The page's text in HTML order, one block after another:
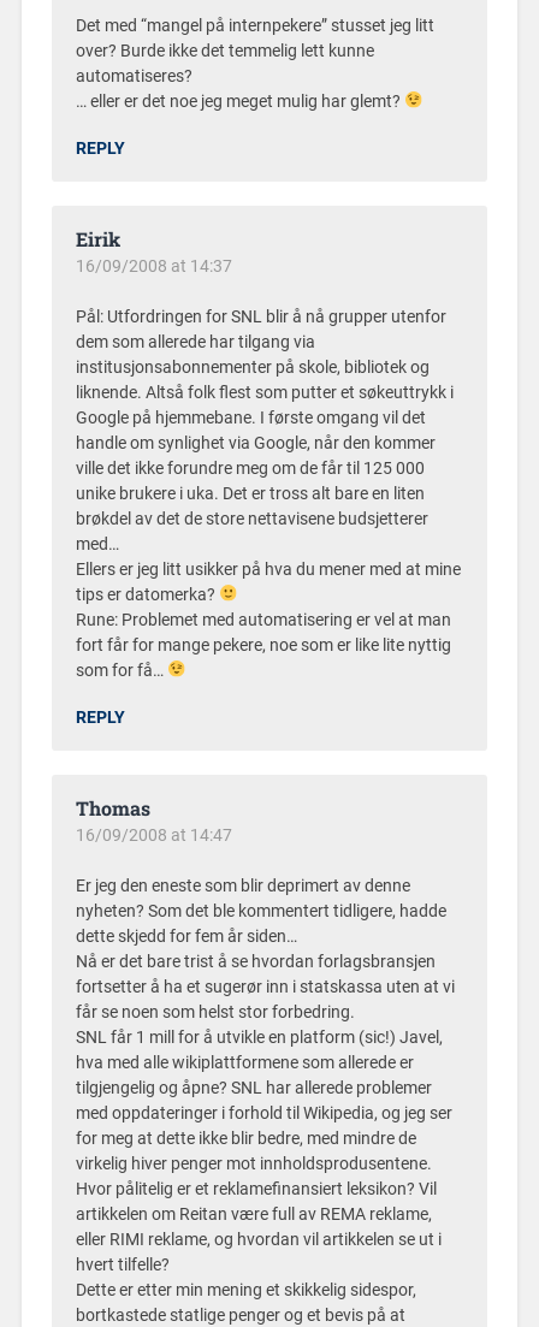
Det med “mangel på internpekere” stusset jeg litt
over? Burde ikke det temmelig lett kunne
automatiseres?
… eller er det noe jeg meget mulig har glemt?
REPLY
Eirik
16/09/2008 at 14:37
Pål: Utfordringen for SNL blir å nå grupper utenfor
dem som allerede har tilgang via
institusjonsabonnementer på skole, bibliotek og
liknende. Altså folk flest som putter et søkeuttrykk i
Google på hjemmebane. I første omgang vil det
handle om synlighet via Google, når den kommer
ville det ikke forundre meg om de får til 125 000
unike brukere i uka. Det er tross alt bare en liten
brøkdel av det de store nettavisene budsjetterer
med…
Ellers er jeg litt usikker på hva du mener med at mine
tips er datomerka?
Rune: Problemet med automatisering er vel at man
fort får for mange pekere, noe som er like lite nyttig
som for få…
REPLY
Thomas
16/09/2008 at 14:47
Er jeg den eneste som blir deprimert av denne
nyheten? Som det ble kommentert tidligere, hadde
dette skjedd for fem år siden…
Nå er det bare trist å se hvordan forlagsbransjen
fortsetter å ha et sugerør inn i statskassa uten at vi
får se noen som helst stor forbedring.
SNL får 1 mill for å utvikle en platform (sic!) Javel,
hva med alle wikiplattformene som allerede er
tilgjengelig og åpne? SNL har allerede problemer
med oppdateringer i forhold til Wikipedia, og jeg ser
for meg at dette ikke blir bedre, med mindre de
virkelig hiver penger mot innholdsprodusentene.
Hvor pålitelig er et reklamefinansiert leksikon? Vil
artikkelen om Reitan være full av REMA reklame,
eller RIMI reklame, og hvordan vil artikkelen se ut i
hvert tilfelle?
Dette er etter min mening et skikkelig sidespor,
bortkastede statlige penger og et bevis på at